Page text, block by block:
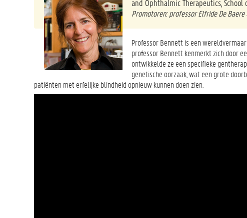
and Ophthalmic Therapeutics,
Promotoren: professor Elfride De
Professor Bennett is een
professor Bennett kenmerkt zich door
ontwikkelde ze een specifieke
genetische oorzaak, wat een grote
patiënten met erfelijke blindheid opnieuw kunnen doen zien.